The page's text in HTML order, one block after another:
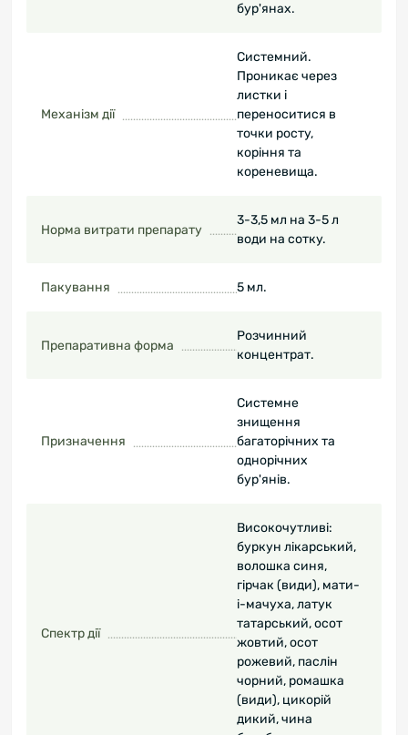
бур'янах.
Механізм дії
Системний.
Проникає через
листки і
переноситися в
точки росту,
коріння та
кореневища.
Норма витрати препарату
3-3,5 мл на 3-5 л
води на сотку.
Пакування 5 мл.
Препаративна форма
Розчинний
концентрат.
Призначення
Системне
знищення
багаторічних та
однорічних
бур'янів.
Спектр дії
Високочутливі:
буркун лікарський,
волошка синя,
гірчак (види), мати-
і-мачуха, латук
татарський, осот
жовтий, осот
рожевий, паслін
чорний, ромашка
(види), цикорій
дикий, чина